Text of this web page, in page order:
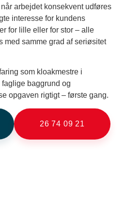
arbejdet konsekvent udføres
interesse for kundens
for lille eller for stor – alle
med samme grad af seriøsitet
som kloakmestre i
baggrund og
opgaven rigtigt – første gang.
26 74 09 21